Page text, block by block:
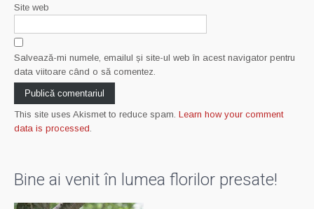
Site web
Salvează-mi numele, emailul și site-ul web în acest navigator pentru
data viitoare când o să comentez.
This site uses Akismet to reduce spam. Learn how your comment
data is processed.
Bine ai venit în lumea florilor presate!